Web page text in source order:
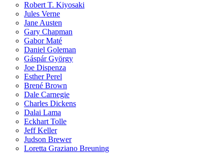
Robert T. Kiyosaki
Jules Verne
Jane Austen
Gary Chapman
Gabor Maté
Daniel Goleman
Gáspár György
Joe Dispenza
Esther Perel
Brené Brown
Dale Carnegie
Charles Dickens
Dalai Lama
Eckhart Tolle
Jeff Keller
Judson Brewer
Loretta Graziano Breuning